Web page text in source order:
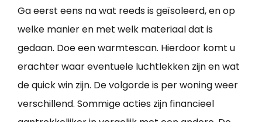
Ga eerst eens na wat reeds is geïsoleerd, en op
welke manier en met welk materiaal dat is
gedaan. Doe een warmtescan. Hierdoor komt u
erachter waar eventuele luchtlekken zijn en wat
de quick win zijn. De volgorde is per woning weer
verschillend. Sommige acties zijn financieel